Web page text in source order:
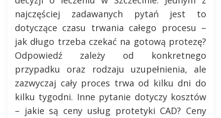
najczęściej zadawanych pytań jest to
dotyczące czasu trwania całego procesu –
jak długo trzeba czekać na gotową protezę?
Odpowiedź zależy od konkretnego
przypadku oraz rodzaju uzupełnienia, ale
zazwyczaj cały proces trwa od kilku dni do
kilku tygodni. Inne pytanie dotyczy kosztów
– jakie są ceny usług protetyki CAD? Ceny